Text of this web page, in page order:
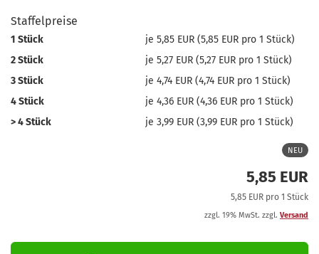
Staffelpreise
1 Stück
je 5,85 EUR (5,85 EUR pro 1 Stück)
2 Stück
je 5,27 EUR (5,27 EUR pro 1 Stück)
3 Stück
je 4,74 EUR (4,74 EUR pro 1 Stück)
4 Stück
je 4,36 EUR (4,36 EUR pro 1 Stück)
> 4 Stück
je 3,99 EUR (3,99 EUR pro 1 Stück)
NEU
5,85 EUR
5,85 EUR pro 1 Stück
zzgl. 19% MwSt. zzgl. Versand